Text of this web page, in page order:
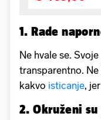
1. Rade
Ne hvale se.
transparentno.
kakvo isticanje,
2. Okruženi